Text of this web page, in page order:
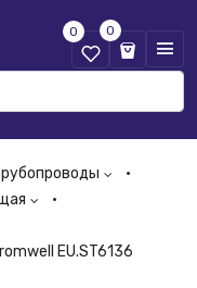
0 0
EU.ST6136